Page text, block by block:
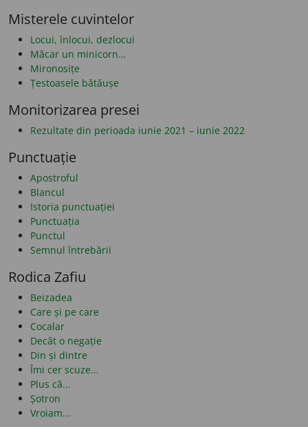
Misterele cuvintelor
Locui, înlocui, dezlocui
Măcar un minicorn…
Mironosițe
Țestoasele bătăușe
Monitorizarea presei
Rezultate din perioada iunie 2021 – iunie 2022
Punctuație
Apostroful
Blancul
Istoria punctuației
Punctuația
Punctul
Semnul întrebării
Rodica Zafiu
Beizadea
Care și pe care
Cocalar
Decât o negație
Din și dintre
Îmi cer scuze...
Plus că...
Șotron
Vroiam...